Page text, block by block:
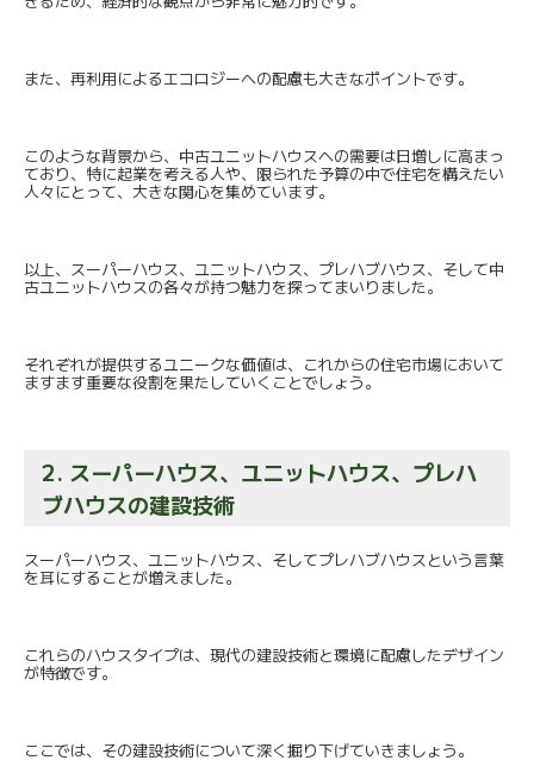
また、再利用によるエコロジーへの配慮も大きなポイントです。
このような背景から、 中古ユニットハウスへの需要は日増しに高まっ
ており、 特に起業を考える人や、 限られた予算の中で住宅を構えたい
人々にとって、 大きな関心を集めています。
以上、スーパーハウス、ユニットハウス、プレハブハウス、 そして中
古ユニットハウスの各々が持つ魅力を探ってまいりました。
それぞれが提供するユニークな価値は、 これからの住宅市場において
ますます重要な役割を果たしていくことでしょう。
2. スーパーハウス、ユニットハウス、プレハ
ブハウスの建設技術
スーパーハウス、ユニットハウス、 そしてプレハブハウスという言葉
を耳にすることが増えました。
これらのハウスタイプは、 現代の建設技術と環境に配慮したデザイン
が特徴です。
ここでは、その建設技術について深く掘り下げていきましょう。